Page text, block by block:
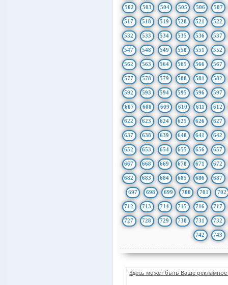
502 503 504 505 506 507
517 518 519 520 521 522
532 533 534 535 536 537
547 548 549 550 551 552
562 563 564 565 566 567
577 578 579 580 581 582
592 593 594 595 596 597
607 608 609 610 611 612
622 623 624 625 626 627
637 638 639 640 641 642
652 653 654 655 656 657
667 668 669 670 671 672
682 683 684 685 686 687
697 698 699 700 701 702
712 713 714 715 716 717
727 728 729 730 731 732
742 743
Здесь может быть Ваше